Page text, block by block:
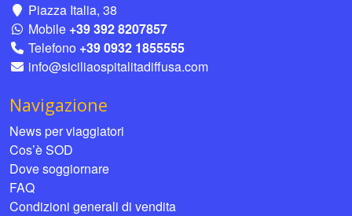
Piazza Italia, 38
Mobile +39 392 8207857
Telefono +39 0932 1855555
info@siciliaospitalitadiffusa.com
Navigazione
News per viaggiatori
Cos’è SOD
Dove soggiornare
FAQ
Condizioni generali di vendita